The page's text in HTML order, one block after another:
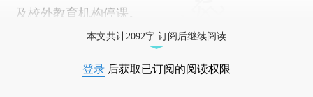
及校外教育机构停课。
本文共计2092字 订阅后继续阅读
登录 后获取已订阅的阅读权限